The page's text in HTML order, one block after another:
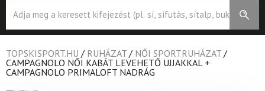
search
TOPSKISPORT.HU / RUHÁZAT / NŐI SPORTRUHÁZAT /
CAMPAGNOLO NŐI KABÁT LEVEHETŐ UJJAKKAL +
CAMPAGNOLO PRIMALOFT NADRÁG